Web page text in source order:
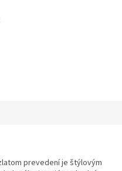
prevedení je štýlovým